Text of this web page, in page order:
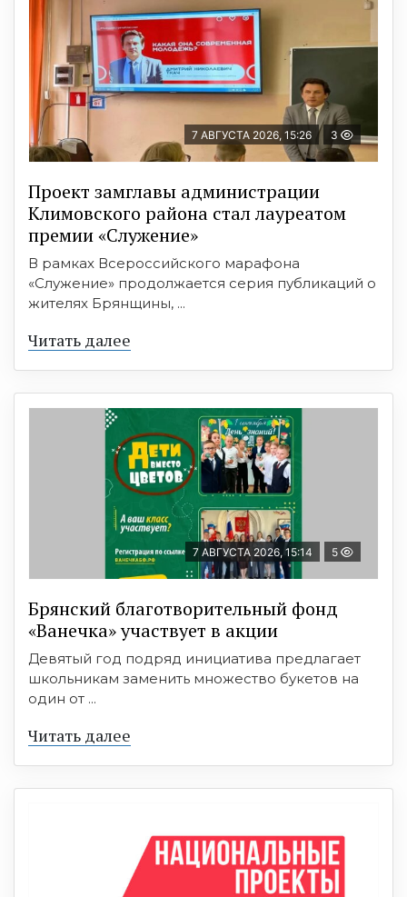
7 АВГУСТА 2026, 15:26 3
Проект замглавы администрации
Климовского района стал лауреатом
премии «Служение»
В рамках Всероссийского марафона
«Служение» продолжается серия публикаций о
жителях Брянщины, ...
Читать далее
7 АВГУСТА 2026, 15:14 5
Брянский благотворительный фонд
«Ванечка» участвует в акции
Девятый год подряд инициатива предлагает
школьникам заменить множество букетов на
один от ...
Читать далее